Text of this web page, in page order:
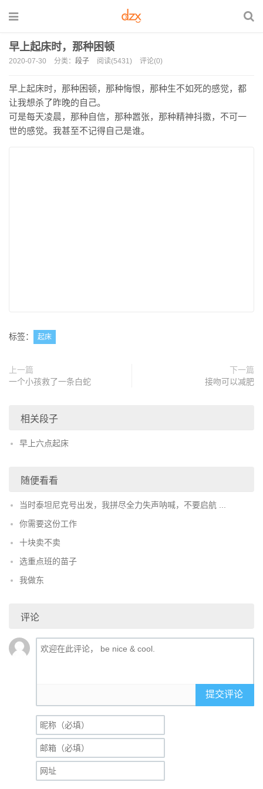
早上起床时，那种困顿
2020-07-30 分类： 段子 阅读(5431) 评论(0)
早上起床时，那种困顿，那种悔恨，那种生不如死的感觉，都
让我想杀了昨晚的自己。
可是每天凌晨，那种自信，那种嚣张，那种精神抖擞，不可一
世的感觉。我甚至不记得自己是谁。
标签： 起床
上一篇
一个小孩救了一条白蛇
下一篇
接吻可以减肥
相关段子
早上六点起床
随便看看
当时泰坦尼克号出发，我拼尽全力失声呐喊，不要启航 ...
你需要这份工作
十块卖不卖
选重点班的苗子
我做东
评论
提交评论